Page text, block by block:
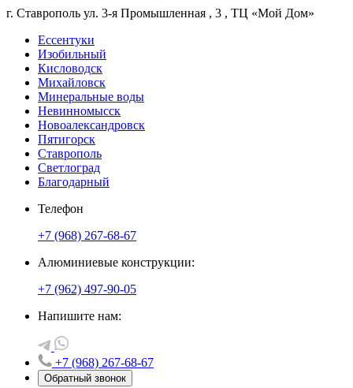
г. Ставрополь ул. 3-я Промышленная , 3 , ТЦ «Мой Дом»
Ессентуки
Изобильный
Кисловодск
Михайловск
Минеральные воды
Невинномысск
Новоалександровск
Пятигорск
Ставрополь
Светлоград
Благодарный
Телефон
+7 (968) 267-68-67
Алюминиевые конструкции:
+7 (962) 497-90-05
Напишите нам:
+7 (968) 267-68-67
Обратный звонок